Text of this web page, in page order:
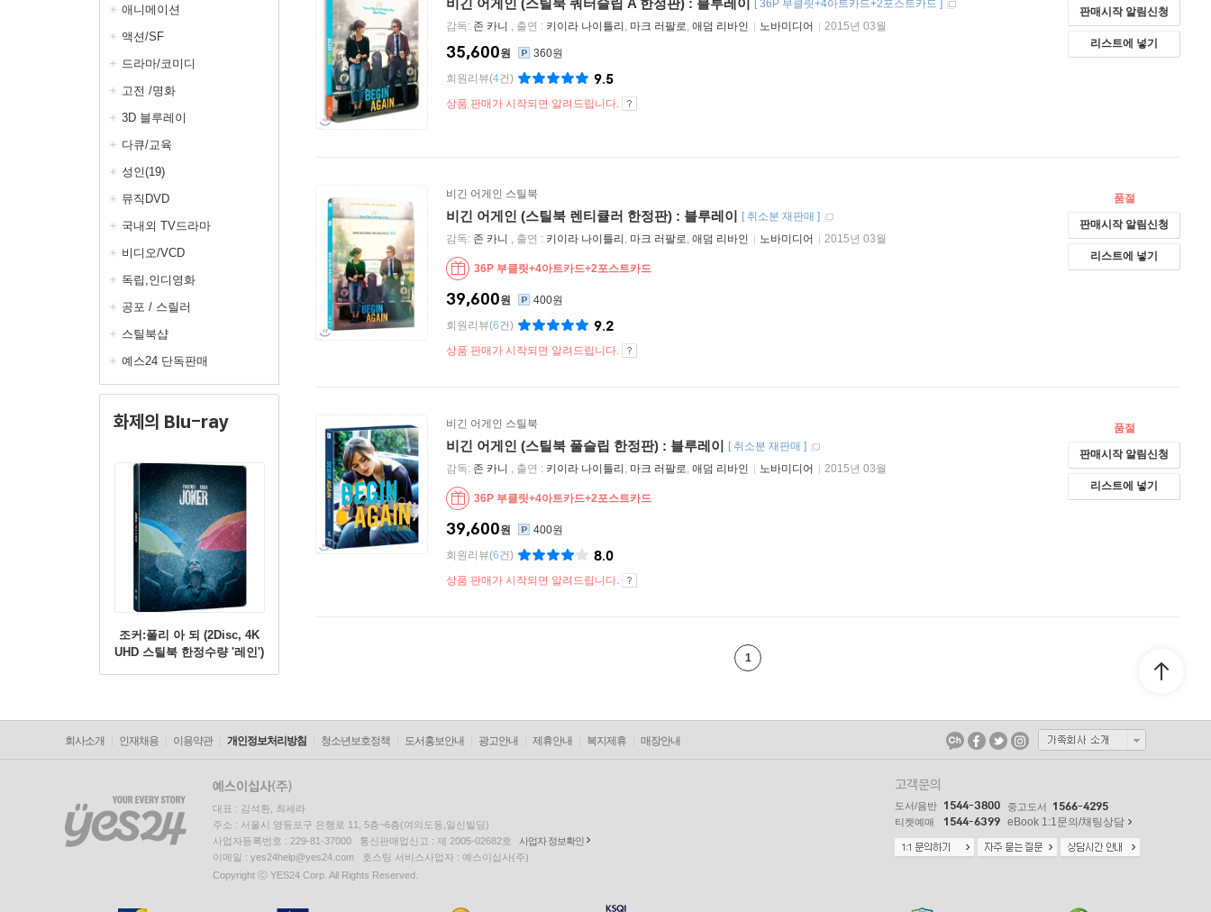
애니메이션
액션/SF
드라마/코미디
고전 /명화
3D 블루레이
다큐/교육
성인(19)
뮤직DVD
국내외 TV드라마
비디오/VCD
독립,인디영화
공포 / 스릴러
스틸북샵
예스24 단독판매
화제의 Blu-ray
조커:폴리 아 되 (2Disc, 4K
UHD 스틸북 한정수량 '레인')
비긴 어게인 (스틸북 쿼터슬립 A 한정판) : 블루레이 [36P 부클릿+4아트카드+2포스트카드 ]
감독: 존 카니 , 출연 : 키이라 나이틀리 , 마크 러팔로, 애덤 리바인 노바미디어 2015년 03월
35,600원
360원
회원리뷰(4건) 9.5
상품 판매가 시작되면 알려드립니다.
판매시작 알림신청
리스트에 넣기
비긴 어게인 스틸북
비긴 어게인 (스틸북 렌티큘러 한정판) : 블루레이 [ 취소분 재판매 ]
감독: 존 카니 , 출연 : 키이라 나이틀리 , 마크 러팔로, 애덤 리바인 노바미디어 2015년 03월
36P 부클릿+4아트카드+2포스트카드
39,600원
400원
회원리뷰(6건) 9.2
상품 판매가 시작되면 알려드립니다.
품절
판매시작 알림신청
리스트에 넣기
비긴 어게인 스틸북
비긴 어게인 (스틸북 풀슬립 한정판) : 블루레이 [ 취소분 재판매 ]
감독: 존 카니 , 출연 : 키이라 나이틀리 , 마크 러팔로, 애덤 리바인 노바미디어 2015년 03월
36P 부클릿+4아트카드+2포스트카드
39,600원
400원
회원리뷰(6건) 8.0
상품 판매가 시작되면 알려드립니다.
품절
판매시작 알림신청
리스트에 넣기
1
회사소개 인재채용 이용약관 개인정보처리방침 청소년보호정책 도서홍보안내 광고안내 제휴안내 복지제휴 매장안내
대표 : 김석환, 최세라
주소 : 서울시 영등포구 은행로 11, 5층~6층(여의도동,일신빌딩)
사업자등록번호 : 229-81-37000 통신판매업신고 : 제 2005-02682호
사업자 정보확인
이메일 : yes24help@yes24.com 호스팅 서비스사업자 : 예스이십사(주)
Copyright ⓒ YES24 Corp. All Rights Reserved.
고객문의
도서/음반 1544-3800 중고도서 1566-4295
티켓예매 1544-6399 eBook 1:1문의/채팅상담